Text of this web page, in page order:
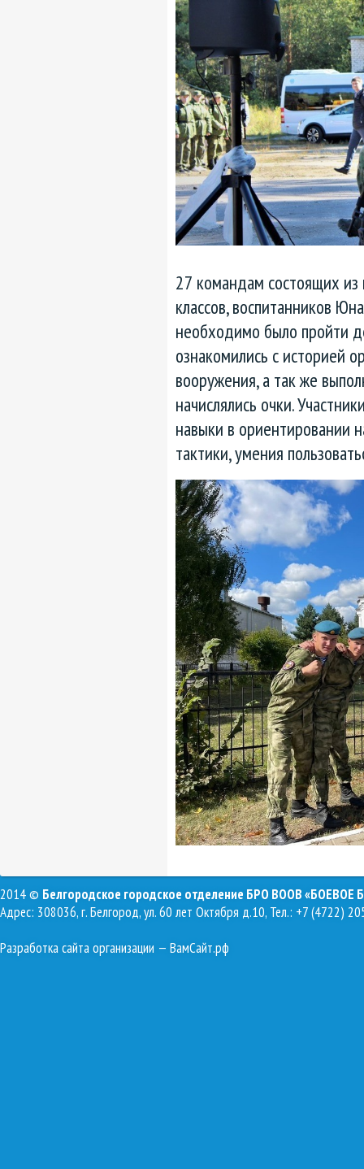
27 командам состоящих
классов, воспитанников
необходимо было пройти
ознакомились с историей
вооружения, а так же
начислялись очки.
навыки в ориентировании
тактики, умения
2014 © Белгородское городское отделение БРО ВООВ «БОЕВОЕ
Адрес: 308036, г. Белгород, ул. 60 лет Октября д.10, Тел.: +7 (4722)
Разработка сайта организации — ВамСайт.рф